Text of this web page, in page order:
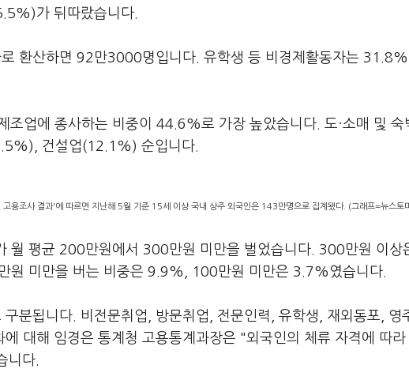
가 뒤따랐습니다.
환산하면 92만3000명입니다. 유학생 등 비경제활동자는
조업에 종사하는 비중이 44.6%로 가장 높았습니다. 도·소매 및 숙
건설업(12.1%) 순입니다.
용조사 결과'에 따르면 지난해 5월 기준 15세 이상 국내 상주 외국인은 143만명으로 집계됐다. (그래프=뉴스토
월 평균 200만원에서 300만원 미만을 벌었습니다. 300만원 이상
원 미만을 버는 비중은 9.9%, 100만원 미만은 3.7%였습니다.
분됩니다. 비전문취업, 방문취업, 전문인력, 유학생, 재외동포, 영
대해 임경은 통계청 고용통계과장은 "외국인의 체류 자격에 따라
니다.